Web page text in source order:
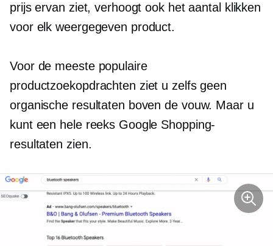
prijs ervan ziet, verhoogt ook het aantal klikken
voor elk weergegeven product.
Voor de meeste populaire
productzoekopdrachten ziet u zelfs geen
organische resultaten boven de vouw. Maar u
kunt een hele reeks Google Shopping-
resultaten zien.